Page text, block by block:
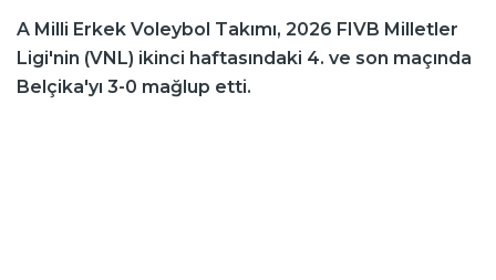
A Milli Erkek Voleybol Takımı, 2026 FIVB Milletler
Ligi'nin (VNL) ikinci haftasındaki 4. ve son maçında
Belçika'yı 3-0 mağlup etti.